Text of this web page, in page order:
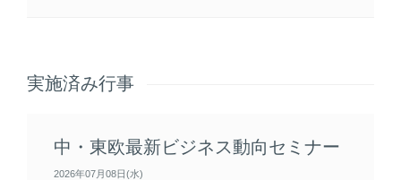
実施済み行事
中・東欧最新ビジネス動向セミナー
2026年07月08日(水)